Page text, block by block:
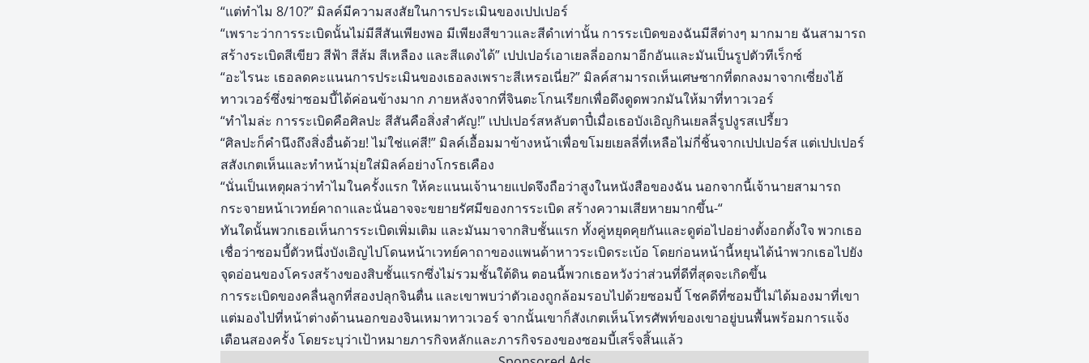
“แต่ทำไม 8/10?” มิลค์มีความสงสัยในการประเมินของเปปเปอร์
“เพราะว่าการระเบิดนั้นไม่มีสีสันเพียงพอ มีเพียงสีขาวและสีดำเท่านั้น การระเบิดของฉันมีสีต่างๆ มากมาย ฉันสามารถ
สร้างระเบิดสีเขียว สีฟ้า สีส้ม สีเหลือง และสีแดงได้” เปปเปอร์เอาเยลลี่ออกมาอีกอันและมันเป็นรูปตัวทีเร็กซ์
“อะไรนะ เธอลดคะแนนการประเมินของเธอลงเพราะสีเหรอเนี่ย?” มิลค์สามารถเห็นเศษซากที่ตกลงมาจากเซี่ยงไฮ้
ทาวเวอร์ซึ่งฆ่าซอมบี้ได้ค่อนข้างมาก ภายหลังจากที่จินตะโกนเรียกเพื่อดึงดูดพวกมันให้มาที่ทาวเวอร์
“ทำไมล่ะ การระเบิดคือศิลปะ สีสันคือสิ่งสำคัญ!” เปปเปอร์สหลับตาปี๋เมื่อเธอบังเอิญกินเยลลี่รูปงูรสเปรี้ยว
“ศิลปะก็คำนึงถึงสิ่งอื่นด้วย! ไม่ใช่แค่สี!” มิลค์เอื้อมมาข้างหน้าเพื่อขโมยเยลลี่ที่เหลือไม่กี่ชิ้นจากเปปเปอร์ส แต่เปปเปอร์
สสังเกตเห็นและทำหน้ามุ่ยใส่มิลค์อย่างโกรธเคือง
“นั่นเป็นเหตุผลว่าทำไมในครั้งแรก ให้คะแนนเจ้านายแปดจึงถือว่าสูงในหนังสือของฉัน นอกจากนี้เจ้านายสามารถ
กระจายหน้าเวทย์คาถาและนั่นอาจจะขยายรัศมีของการระเบิด สร้างความเสียหายมากขึ้น-“
ทันใดนั้นพวกเธอเห็นการระเบิดเพิ่มเติม และมันมาจากสิบชั้นแรก ทั้งคู่หยุดคุยกันและดูต่อไปอย่างตั้งอกตั้งใจ พวกเธอ
เชื่อว่าซอมบี้ตัวหนึ่งบังเอิญไปโดนหน้าเวทย์คาถาของแพนด้าหาวระเบิดระเบ้อ โดยก่อนหน้านี้หยุนได้นำพวกเธอไปยัง
จุดอ่อนของโครงสร้างของสิบชั้นแรกซึ่งไม่รวมชั้นใต้ดิน ตอนนี้พวกเธอหวังว่าส่วนที่ดีที่สุดจะเกิดขึ้น
การระเบิดของคลื่นลูกที่สองปลุกจินตื่น และเขาพบว่าตัวเองถูกล้อมรอบไปด้วยซอมบี้ โชคดีที่ซอมบี้ไม่ได้มองมาที่เขา
แต่มองไปที่หน้าต่างด้านนอกของจินเหมาทาวเวอร์ จากนั้นเขาก็สังเกตเห็นโทรศัพท์ของเขาอยู่บนพื้นพร้อมการแจ้ง
เตือนสองครั้ง โดยระบุว่าเป้าหมายภารกิจหลักและภารกิจรองของซอมบี้เสร็จสิ้นแล้ว